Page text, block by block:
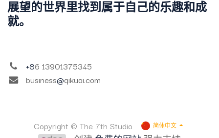
展望的世界里找到属于自己的乐趣和成
就。
+86 13901375345
business@qikuai.com
Copyright © The 7th Studio 简体中文